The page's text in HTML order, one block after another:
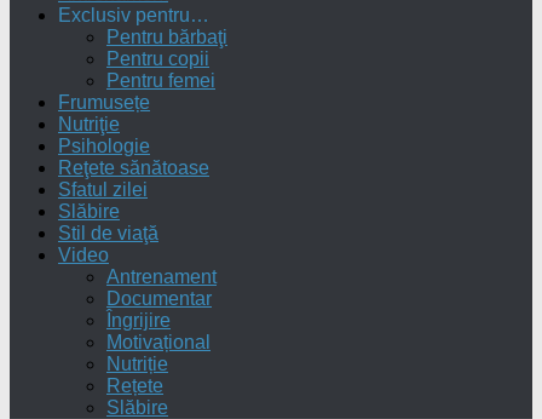
Exclusiv pentru…
Pentru bărbaţi
Pentru copii
Pentru femei
Frumusețe
Nutriţie
Psihologie
Reţete sănătoase
Sfatul zilei
Slăbire
Stil de viaţă
Video
Antrenament
Documentar
Îngrijire
Motivațional
Nutriție
Rețete
Slăbire